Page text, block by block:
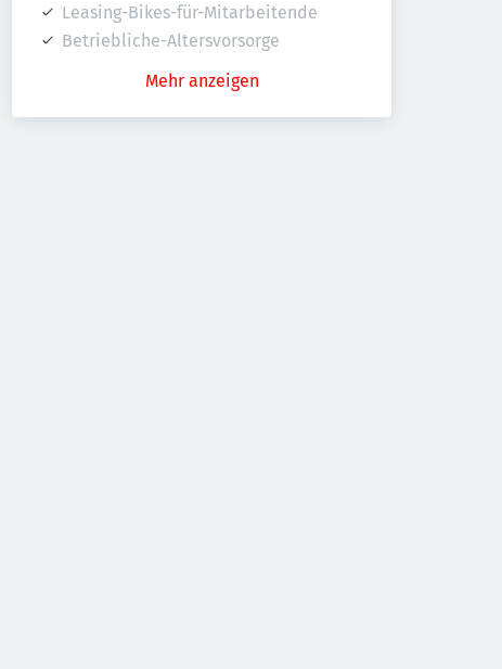
Leasing-Bikes-für-Mitarbeitende
Betriebliche-Altersvorsorge
Mehr anzeigen